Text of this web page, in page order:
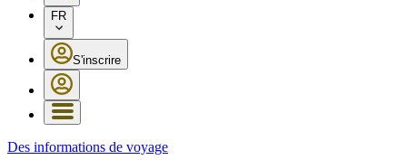
FR
S'inscrire
Des informations de voyage